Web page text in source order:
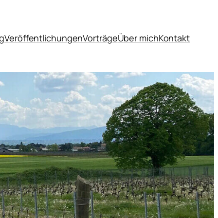
VeröffentlichungenVorträgeÜber michKontakt